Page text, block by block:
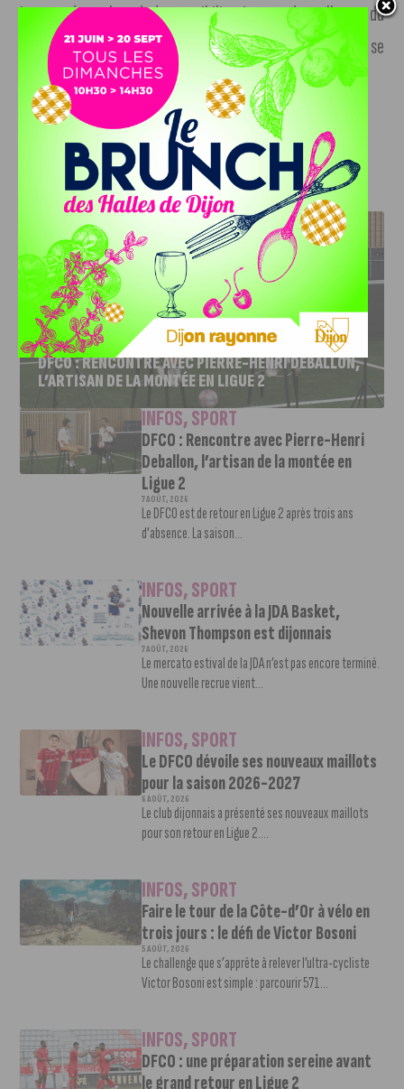
Le grand week-end de sensibilisation et de collecte du
Sidactionmobilisant de nombreux médias et artistes, se
dérouleradu 26 au 28 mars
J'AIME LE DFCO
DFCO : RENCONTRE AVEC PIERRE-HENRI DEBALLON,
L’ARTISAN DE LA MONTÉE EN LIGUE 2
INFOS,SPORT
DFCO : Rencontre avec Pierre-Henri
Deballon, l’artisan de la montée en
Ligue 2
7 AOÛT, 2026
Le DFCO est de retour en Ligue 2 après trois ans
d’absence. La saison...
INFOS,SPORT
Nouvelle arrivée à la JDA Basket,
Shevon Thompson est dijonnais
7 AOÛT, 2026
Le mercato estival de la JDA n’est pas encore terminé.
Une nouvelle recrue vient...
INFOS,SPORT
Le DFCO dévoile ses nouveaux maillots
pour la saison 2026-2027
6 AOÛT, 2026
Le club dijonnais a présenté ses nouveaux maillots
pour son retour en Ligue 2....
INFOS,SPORT
Faire le tour de la Côte-d’Or à vélo en
trois jours : le défi de Victor Bosoni
5 AOÛT, 2026
Le challenge que s’apprête à relever l’ultra-cycliste
Victor Bosoni est simple : parcourir 571...
INFOS,SPORT
DFCO : une préparation sereine avant
le grand retour en Ligue 2